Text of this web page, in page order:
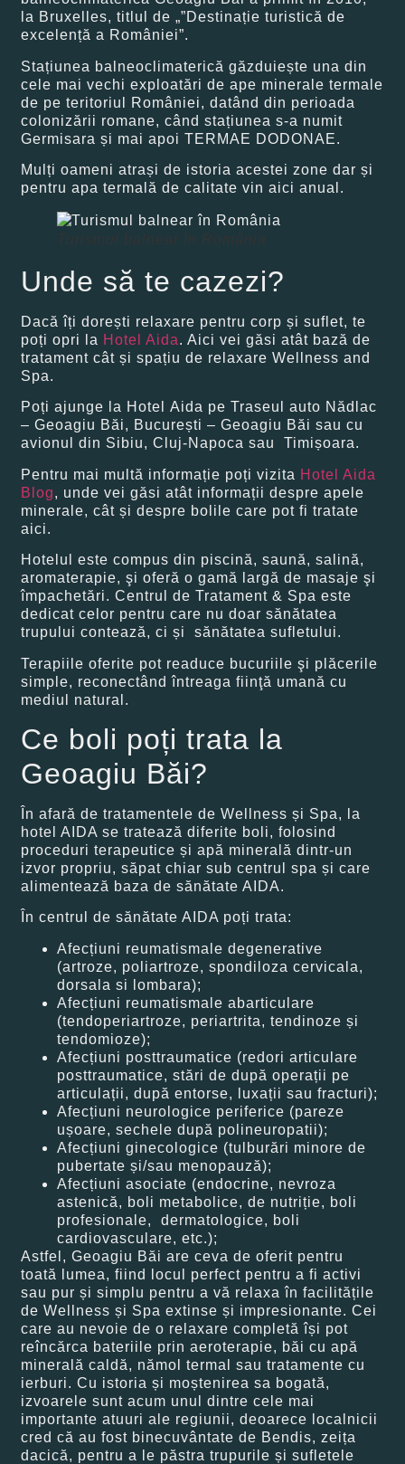
la Bruxelles, titlul de „”Destinație turistică de
excelență a României”.
Stațiunea balneoclimaterică găzduiește una din
cele mai vechi exploatări de ape minerale termale
de pe teritoriul României, datând din perioada
colonizării romane, când stațiunea s-a numit
Germisara și mai apoi TERMAE DODONAE.
Mulți oameni atrași de istoria acestei zone dar și
pentru apa termală de calitate vin aici anual.
Unde să te cazezi?
Dacă îți dorești relaxare pentru corp și suflet, te
poți opri la Hotel Aida. Aici vei găsi atât bază de
tratament cât și spațiu de relaxare Wellness and
Spa.
Poți ajunge la Hotel Aida pe Traseul auto Nădlac
– Geoagiu Băi, București – Geoagiu Băi sau cu
avionul din Sibiu, Cluj-Napoca sau Timișoara.
Pentru mai multă informație poți vizita Hotel Aida
Blog, unde vei găsi atât informații despre apele
minerale, cât și despre bolile care pot fi tratate
aici.
Hotelul este compus din piscină, saună, salină,
aromaterapie, şi oferă o gamă largă de masaje şi
împachetări. Centrul de Tratament & Spa este
dedicat celor pentru care nu doar sănătatea
trupului contează, ci și sănătatea sufletului.
Terapiile oferite pot readuce bucuriile şi plăcerile
simple, reconectând întreaga fiinţă umană cu
mediul natural.
Ce boli poți trata la
Geoagiu Băi?
În afară de tratamentele de Wellness și Spa, la
hotel AIDA se tratează diferite boli, folosind
proceduri terapeutice și apă minerală dintr-un
izvor propriu, săpat chiar sub centrul spa și care
alimentează baza de sănătate AIDA.
În centrul de sănătate AIDA poți trata:
Afecțiuni reumatismale degenerative
(artroze, poliartroze, spondiloza cervicala,
dorsala si lombara);
Afecțiuni reumatismale abarticulare
(tendoperiartroze, periartrita, tendinoze și
tendomioze);
Afecțiuni posttraumatice (redori articulare
posttraumatice, stări de după operații pe
articulații, după entorse, luxații sau fracturi);
Afecțiuni neurologice periferice (pareze
ușoare, sechele după polineuropatii);
Afecțiuni ginecologice (tulburări minore de
pubertate și/sau menopauză);
Afecțiuni asociate (endocrine, nevroza
astenică, boli metabolice, de nutriție, boli
profesionale, dermatologice, boli
cardiovasculare, etc.);
Astfel, Geoagiu Băi are ceva de oferit pentru
toată lumea, fiind locul perfect pentru a fi activi
sau pur și simplu pentru a vă relaxa în facilitățile
de Wellness și Spa extinse și impresionante. Cei
care au nevoie de o relaxare completă își pot
reîncărca bateriile prin aeroterapie, băi cu apă
minerală caldă, nămol termal sau tratamente cu
ierburi. Cu istoria și moștenirea sa bogată,
izvoarele sunt acum unul dintre cele mai
importante atuuri ale regiunii, deoarece localnicii
cred că au fost binecuvântate de Bendis, zeița
dacică, pentru a le păstra trupurile și sufletele